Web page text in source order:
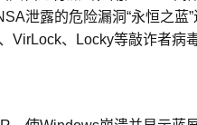
泄露的危险漏洞“永恒之蓝
VirLock、Locky等敲诈者病